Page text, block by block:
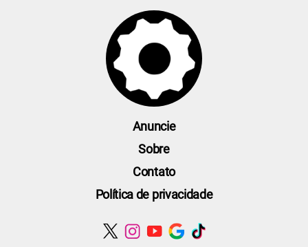
Anuncie
Sobre
Contato
Política de privacidade